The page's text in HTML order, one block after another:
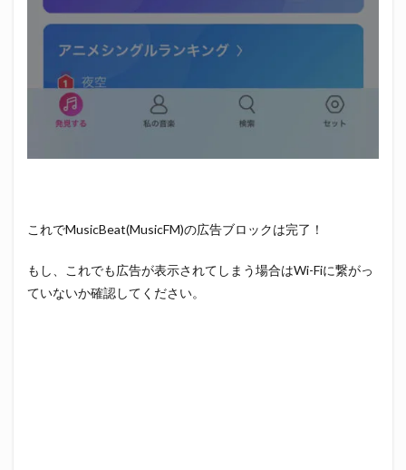
これでMusicBeat(MusicFM)の広告ブロックは完了！
もし、これでも広告が表示されてしまう場合はWi-Fiに繋がっ
ていないか確認してください。